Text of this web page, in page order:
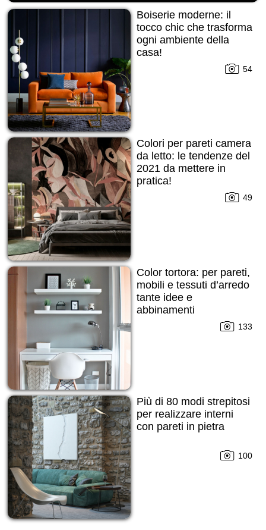
Boiserie moderne: il
tocco chic che trasforma
ogni ambiente della
casa!
54
Colori per pareti camera
da letto: le tendenze del
2021 da mettere in
pratica!
49
Color tortora: per pareti,
mobili e tessuti d’arredo
tante idee e
abbinamenti
133
Più di 80 modi strepitosi
per realizzare interni
con pareti in pietra
100